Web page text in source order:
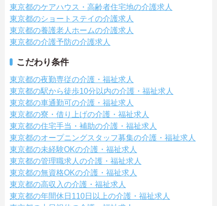
東京都のケアハウス・高齢者住宅地の介護求人
東京都のショートステイの介護求人
東京都の養護老人ホームの介護求人
東京都の介護予防の介護求人
こだわり条件
東京都の夜勤専従の介護・福祉求人
東京都の駅から徒歩10分以内の介護・福祉求人
東京都の車通勤可の介護・福祉求人
東京都の寮・借り上げの介護・福祉求人
東京都の住宅手当・補助の介護・福祉求人
東京都のオープニングスタッフ募集の介護・福祉求人
東京都の未経験OKの介護・福祉求人
東京都の管理職求人の介護・福祉求人
東京都の無資格OKの介護・福祉求人
東京都の高収入の介護・福祉求人
東京都の年間休日110日以上の介護・福祉求人